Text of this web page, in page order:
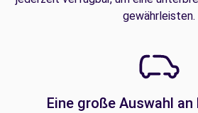
gewährleisten.
Eine große Auswahl an